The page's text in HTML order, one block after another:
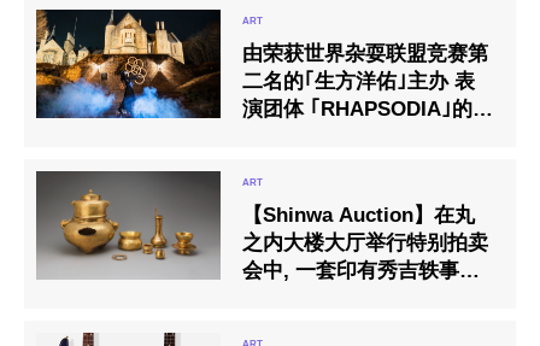
由荣获世界杂耍联盟竞赛第
二名的｢生方洋佑｣主办 表
演团体 ｢RHAPSODIA｣的最
【Shinwa Auction】在丸
之内大楼大厅举行特别拍卖
会中, 一套印有秀吉轶事的